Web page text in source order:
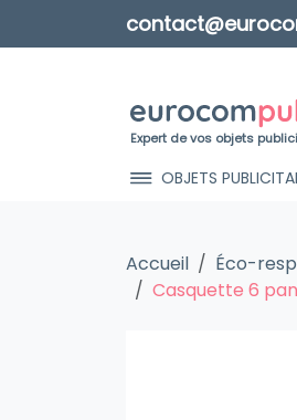
Expert de vos objets
OBJETS
Accueil Éco-
Casquette 6